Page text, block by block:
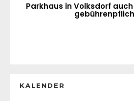
Parkhaus in Volksdorf
KALENDER